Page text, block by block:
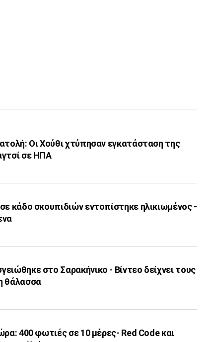
Οι Χούθι χτύπησαν εγκατάσταση της
σε ΗΠΑ
κάδο σκουπιδιών εντοπίστηκε ηλικιωμένος -
στο Σαρακήνικο - Βίντεο δείχνει τους
θάλασσα
400 φωτιές σε 10 μέρες- Red Code και